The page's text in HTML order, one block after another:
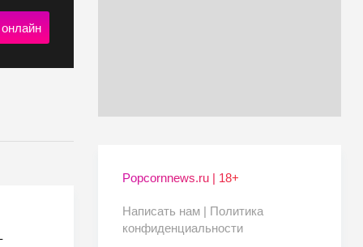
Popcornnews.ru | 18+
Написать нам | Политика
конфиденциальности